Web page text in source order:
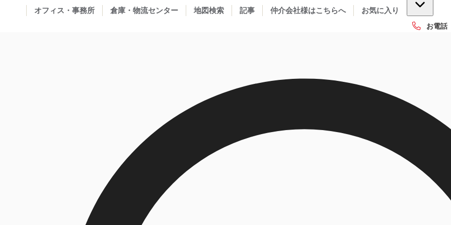
オフィス・事務所 倉庫・物流センター 地図検索 記事 仲介会社様はこちらへ お気に入り
お電話